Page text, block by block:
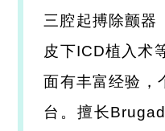
三腔起搏除颤器
皮下ICD植入术
面有丰富经验，
台。擅长